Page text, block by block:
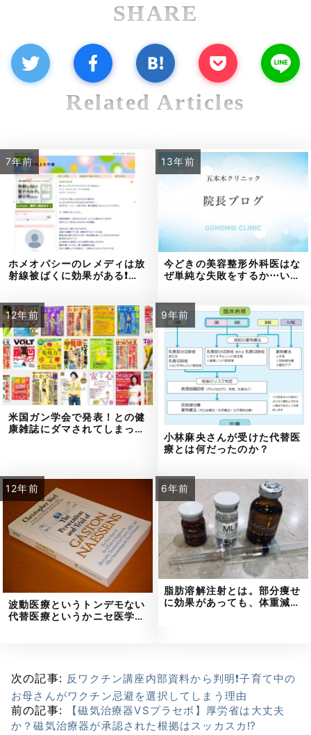
SHARE
Related Articles
7年前
ホメオパシーのレメディは放
射線被ばくに効果がある❗…
13年前
今どきの美容整形外科医はな
ぜ単純な失敗をするか⋯い…
12年前
米国ガン学会で発表！との健
康雑誌にダマされてしまっ…
9年前
小林麻央さんが受けた代替医
療とは何だったのか？
12年前
波動医療というトンデモない
代替医療というかニセ医学…
6年前
脂肪溶解注射とは。部分痩せ
に効果があっても、体重減…
次の記事: 反ワクチン講座内部資料から判明❗子育て中の
お母さんがワクチン忌避を選択してしまう理由
前の記事:
【磁気治療器VSプラセボ】厚労省は大丈夫
か？磁気治療器が承認された根拠はスッカスカ⁉